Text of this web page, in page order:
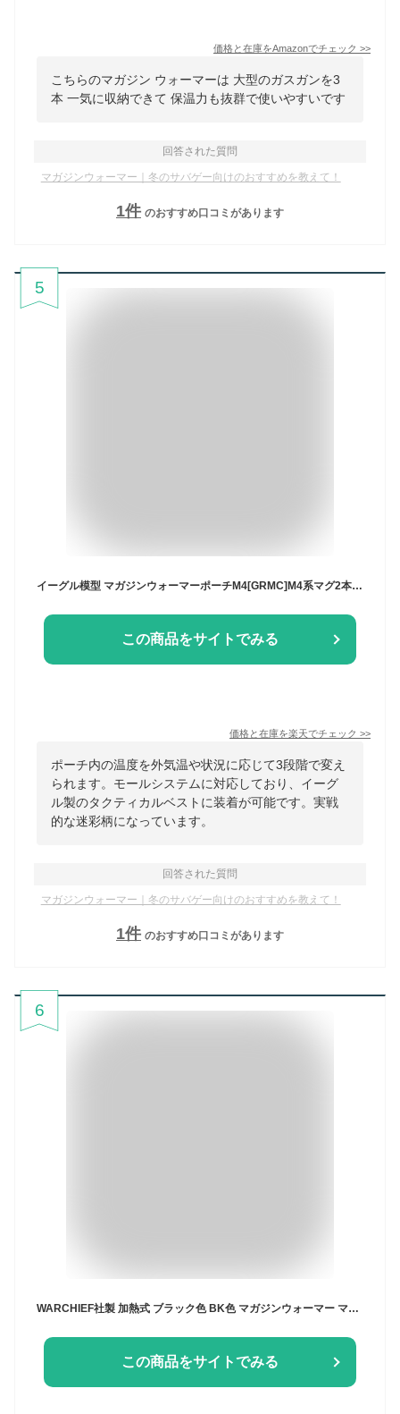
価格と在庫をAmazonでチェック >>
こちらのマガジン ウォーマーは 大型のガスガンを3
本 一気に収納できて 保温力も抜群で使いやすいです
回答された質問
マガジンウォーマー｜冬のサバゲー向けのおすすめを教えて！
1件 のおすすめ口コミがあります
5
この商品をサイトでみる
価格と在庫を楽天でチェック >>
ポーチ内の温度を外気温や状況に応じて3段階で変え
られます。モールシステムに対応しており、イーグ
ル製のタクティカルベストに装着が可能です。実戦
的な迷彩柄になっています。
回答された質問
マガジンウォーマー｜冬のサバゲー向けのおすすめを教えて！
1件 のおすすめ口コミがあります
6
この商品をサイトでみる